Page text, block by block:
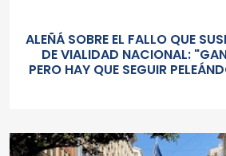
ALEÑÁ SOBRE EL FALLO QUE
DE VIALIDAD NACIONAL:
PERO HAY QUE SEGUIR